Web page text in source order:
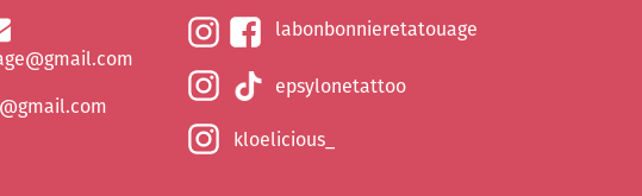
labonbonnieretatouage
epsylonetattoo
kloelicious_